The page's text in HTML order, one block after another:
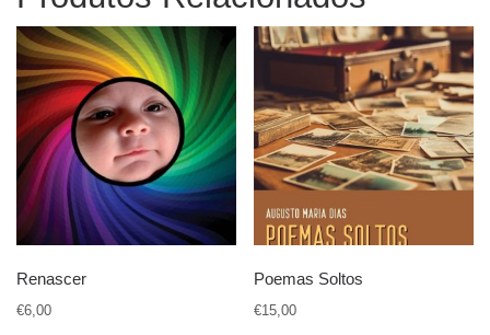
Renascer
€6,00
Poemas Soltos
€15,00